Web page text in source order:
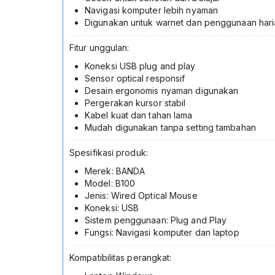
Navigasi komputer lebih nyaman
Digunakan untuk warnet dan penggunaan
Fitur unggulan:
Koneksi USB plug and play
Sensor optical responsif
Desain ergonomis nyaman digunakan
Pergerakan kursor stabil
Kabel kuat dan tahan lama
Mudah digunakan tanpa setting tambahan
Spesifikasi produk:
Merek: BANDA
Model: B100
Jenis: Wired Optical Mouse
Koneksi: USB
Sistem penggunaan: Plug and Play
Fungsi: Navigasi komputer dan laptop
Kompatibilitas perangkat: